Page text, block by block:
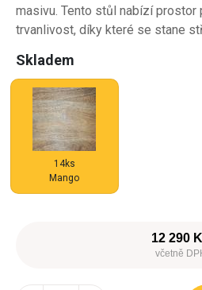
masivu. Tento stůl nabízí prostor
trvanlivost, díky které se stane
Skladem
14ks
Mango
12 290
včetně